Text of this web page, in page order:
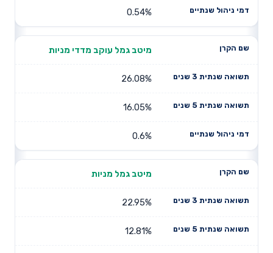
0.54%
מיטב גמל עוקב מדדי מניות
26.08%
16.05%
0.6%
מיטב גמל מניות
22.95%
12.81%